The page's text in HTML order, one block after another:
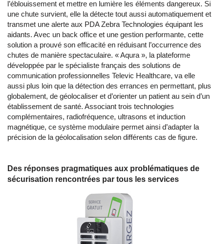
l’éblouissement et mettre en lumière les éléments dangereux. Si
une chute survient, elle la détecte tout aussi automatiquement et
transmet une alerte aux PDA Zebra Technologies équipant les
aidants. Avec un back office et une gestion performante, cette
solution a prouvé son efficacité en réduisant l’occurrence des
chutes de manière spectaculaire. « Aqura », la plateforme
développée par le spécialiste français des solutions de
communication professionnelles Televic Healthcare, va elle
aussi plus loin que la détection des errances en permettant, plus
globalement, de géolocaliser et d’orienter un patient au sein d’un
établissement de santé. Associant trois technologies
complémentaires, radiofréquence, ultrasons et induction
magnétique, ce système modulaire permet ainsi d’adapter la
précision de la géolocalisation selon différents cas de figure.
Des réponses pragmatiques aux problématiques de
sécurisation rencontrées par tous les services